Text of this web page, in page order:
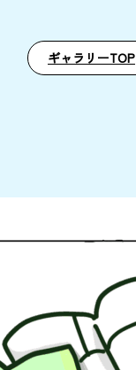
ギャラリーTOP